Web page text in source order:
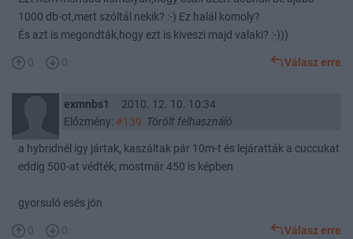
1000 db-ot,mert szóltál nekik? :-) Ez halál komoly?
És azt is megondták,hogy ezt is kiveszi majd valaki? :-)))
0 0 Válasz erre
exmnbs1
2010. 12. 10. 10:34
Előzmény: #139 Törölt felhasználó
a hybridnél így jártak, kaszáltak pár 10m-t és lejáratták a cuccukat
eddig 500-at védték, mostmár 450 is képben
gyorsuló esés jön
0 0 Válasz erre